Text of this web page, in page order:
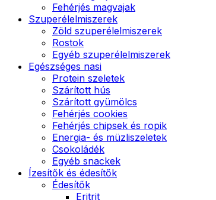
Fehérjés magvajak
Szuperélelmiszerek
Zöld szuperélelmiszerek
Rostok
Egyéb szuperélelmiszerek
Egészséges nasi
Protein szeletek
Szárított hús
Szárított gyümölcs
Fehérjés cookies
Fehérjés chipsek és ropik
Energia- és müzliszeletek
Csokoládék
Egyéb snackek
Ízesítők és édesítők
Édesítők
Eritrit